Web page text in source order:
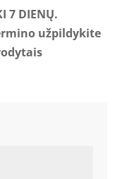
7 DIENŲ.
užpildykite